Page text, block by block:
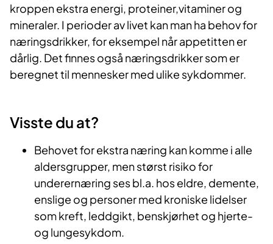
kroppen ekstra energi, proteiner,vitaminer og
mineraler. I perioder av livet kan man ha behov for
næringsdrikker, for eksempel når appetitten er
dårlig. Det finnes også næringsdrikker som er
beregnet til mennesker med ulike sykdommer.
Visste du at?
Behovet for ekstra næring kan komme i alle
aldersgrupper, men størst risiko for
underernæring ses bl.a. hos eldre, demente,
enslige og personer med kroniske lidelser
som kreft, leddgikt, benskjørhet og hjerte-
og lungesykdom.